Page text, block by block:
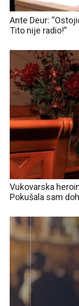
Ante Deur:
Tito nije radio!”
Vukovarska
Pokušala sam